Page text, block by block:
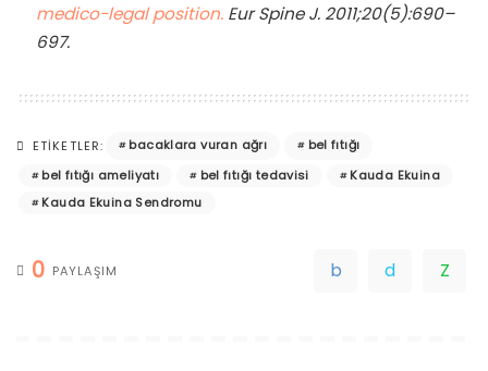
medico-legal position. Eur Spine J. 2011;20(5):690–
697.
ETIKETLER: bacaklara vuran ağrı
bel fıtığı
bel fıtığı ameliyatı
bel fıtığı tedavisi
Kauda Ekuina
Kauda Ekuina Sendromu
0 PAYLAŞIM